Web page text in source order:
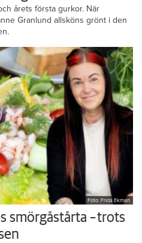
årets första gurkor. När
Granlund allsköns grönt i den
Foto: Frida Ekman
smörgåstårta – trots